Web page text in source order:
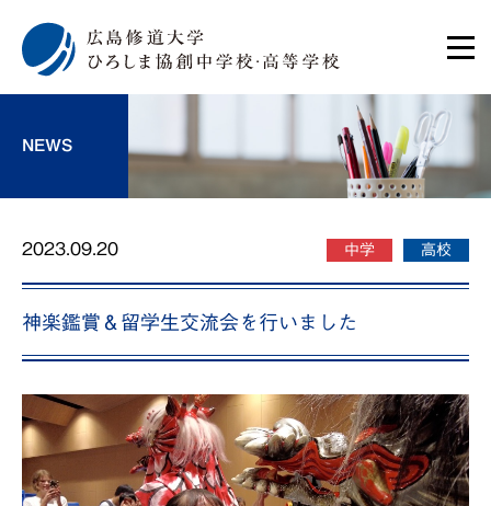
NEWS
2023.09.20 中学 高校
神楽鑑賞＆留学生交流会を行いました